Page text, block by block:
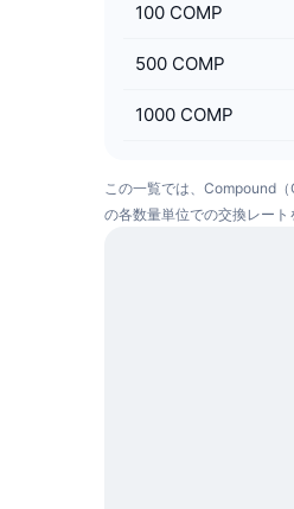
100 COMP
500 COMP
1000 COMP
この一覧では、Compound
の各数量単位での交換レート